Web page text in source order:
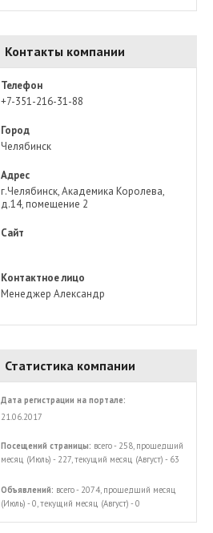
Контакты компании
Телефон
+7-351-216-31-88
Город
Челябинск
Адрес
г.Челябинск, Академика Королева,
д.14, помещение 2
Сайт
Контактное лицо
Менеджер Александр
Статистика компании
Дата регистрации на портале:
21.06.2017
Посещений страницы: всего - 258, прошедший
месяц (Июль) - 227, текущий месяц (Август) - 63
Объявлений: всего - 2074, прошедший месяц
(Июль) - 0, текущий месяц (Август) - 0